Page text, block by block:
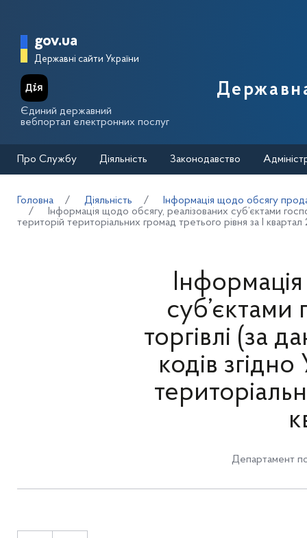
Головна сторінка Державної
gov.ua
Державні сайти України
Єдиний державний
вебпортал електронних послуг
Про Службу Діяльність Законодавство
Головна Діяльність
Інформація щодо обсягу
Інформація щодо обсягу, реалізованих суб’єктами
територій територіальних громад третього рівня за І
торгівлі (за
кодів
Департамент